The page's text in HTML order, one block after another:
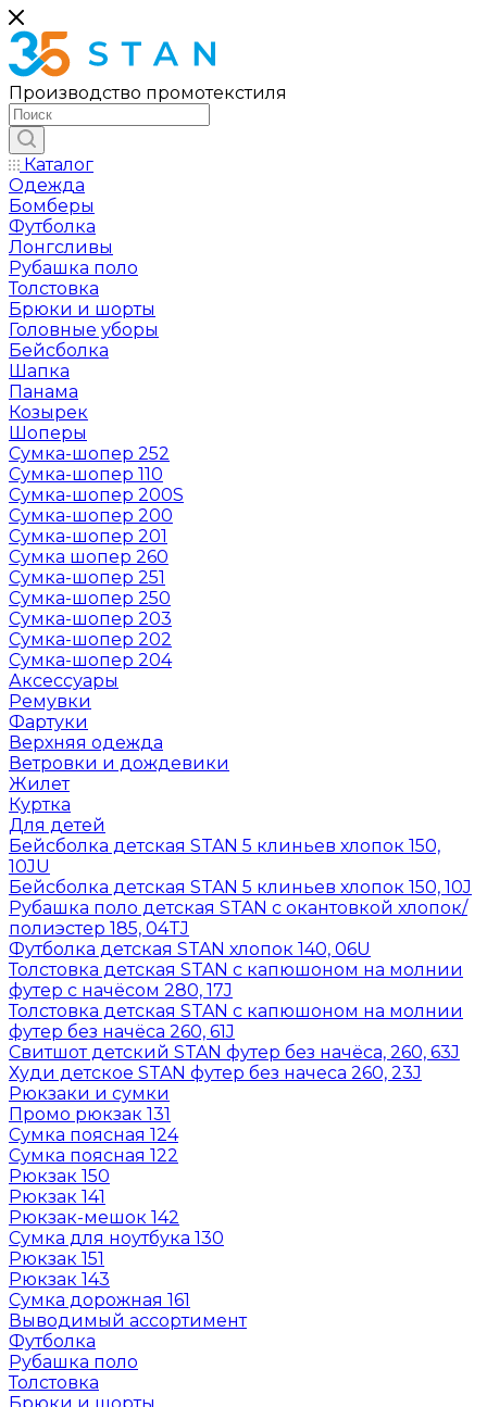
Производство промотекстиля
Каталог
Одежда
Бомберы
Футболка
Лонгсливы
Рубашка поло
Толстовка
Брюки и шорты
Головные уборы
Бейсболка
Шапка
Панама
Козырек
Шоперы
Сумка-шопер 252
Сумка-шопер 110
Сумка-шопер 200S
Сумка-шопер 200
Сумка-шопер 201
Сумка шопер 260
Сумка-шопер 251
Сумка-шопер 250
Сумка-шопер 203
Сумка-шопер 202
Сумка-шопер 204
Аксессуары
Ремувки
Фартуки
Верхняя одежда
Ветровки и дождевики
Жилет
Куртка
Для детей
Бейсболка детская STAN 5 клиньев хлопок 150,
10JU
Бейсболка детская STAN 5 клиньев хлопок 150, 10J
Рубашка поло детская STAN с окантовкой хлопок/
полиэстер 185, 04TJ
Футболка детская STAN хлопок 140, 06U
Толстовка детская STAN с капюшоном на молнии
футер с начёсом 280, 17J
Толстовка детская STAN с капюшоном на молнии
футер без начёса 260, 61J
Свитшот детский STAN футер без начёса, 260, 63J
Худи детское STAN футер без начеса 260, 23J
Рюкзаки и сумки
Промо рюкзак 131
Сумка поясная 124
Сумка поясная 122
Рюкзак 150
Рюкзак 141
Рюкзак-мешок 142
Сумка для ноутбука 130
Рюкзак 151
Рюкзак 143
Сумка дорожная 161
Выводимый ассортимент
Футболка
Рубашка поло
Толстовка